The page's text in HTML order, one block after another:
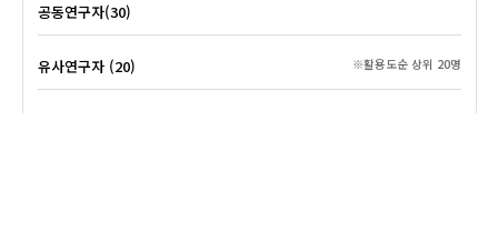
공동연구자(30)
유사연구자 (20) ※활용도순 상위 20명